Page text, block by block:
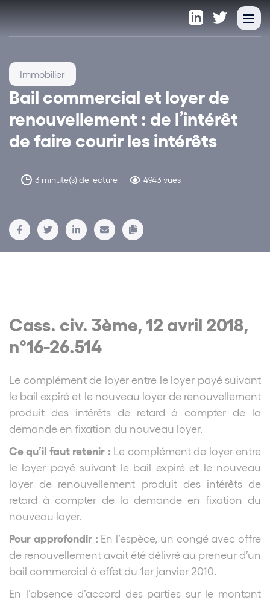
Bail commercial et loyer de
renouvellement : de l’intérêt
de faire courir les intérêts
3 minute(s) de lecture 4943 vues
Immobilier
Cass. civ. 3ème, 12 avril 2018,
n°16-26.514
Le complément de loyer entre le loyer payé suivant
le bail expiré et le nouveau loyer de renouvellement
produit des intérêts de retard à compter de la
demande en fixation du nouveau loyer.
Ce qu’il faut retenir : Le complément de loyer entre
le loyer payé suivant le bail expiré et le nouveau
loyer de renouvellement produit des intérêts de
retard à compter de la demande en fixation du
nouveau loyer.
Pour approfondir : En l’espèce, un congé avec offre
de renouvellement avait été délivré au preneur d’un
bail commercial à effet du 1er janvier 2010.
En l’absence d’accord des parties sur le montant